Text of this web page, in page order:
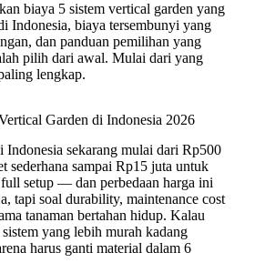
biaya 5 sistem vertical garden yang
Indonesia, biaya tersembunyi yang
dan panduan pemilihan yang
pilih dari awal. Mulai dari yang
lengkap.
Garden di Indonesia 2026
Indonesia sekarang mulai dari Rp500
sederhana sampai Rp15 juta untuk
setup — dan perbedaan harga ini
tapi soal durability, maintenance cost
tanaman bertahan hidup. Kalau
yang lebih murah kadang
harus ganti material dalam 6